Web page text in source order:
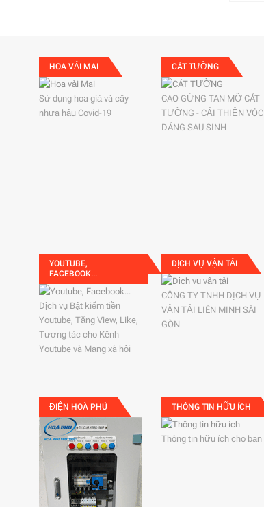
HOA VẢI MAI
Sử dụng hoa giả và cây
nhựa hậu Covid-19
CÁT TƯỜNG
CAO GỪNG TAN MỠ CÁT
TƯỜNG - CẢI THIỆN VÓC
DÁNG SAU SINH
YOUTUBE,
FACEBOOK...
Dịch vụ Bật kiếm tiền
Youtube, Tăng View, Like,
Tương tác cho Kênh
Youtube và Mạng xã hội
DỊCH VỤ VẬN TẢI
CÔNG TY TNHH DỊCH VỤ
VẬN TẢI LIÊN MINH SÀI
GÒN
ĐIỆN HOÀ PHÚ THÔNG TIN HỮU ÍCH
Thông tin hữu ích cho bạn